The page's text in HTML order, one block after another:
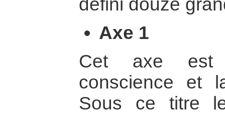
défini douze
Axe 1
Cet axe est
conscience et
Sous ce titre